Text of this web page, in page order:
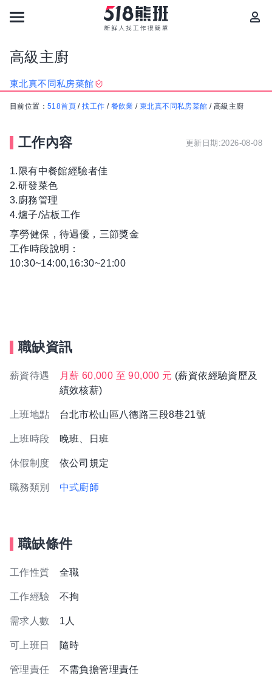
高級主廚
東北真不同私房菜館
目前位置： 518首頁 /找工作 / 餐飲業 /東北真不同私房菜館 / 高級主廚
工作內容 更新日期:2026-08-08
1.限有中餐館經驗者佳
2.研發菜色
3.廚務管理
4.爐子/沾板工作
享勞健保，待遇優，三節獎金
工作時段說明：
10:30~14:00,16:30~21:00
職缺資訊
薪資待遇 月薪 60,000 至 90,000 元 (薪資依經驗資歷及
績效核薪)
上班地點 台北市松山區八德路三段8巷21號
上班時段 晚班、日班
休假制度 依公司規定
職務類別 中式廚師
職缺條件
工作性質 全職
工作經驗 不拘
需求人數 1人
可上班日 隨時
管理責任 不需負擔管理責任